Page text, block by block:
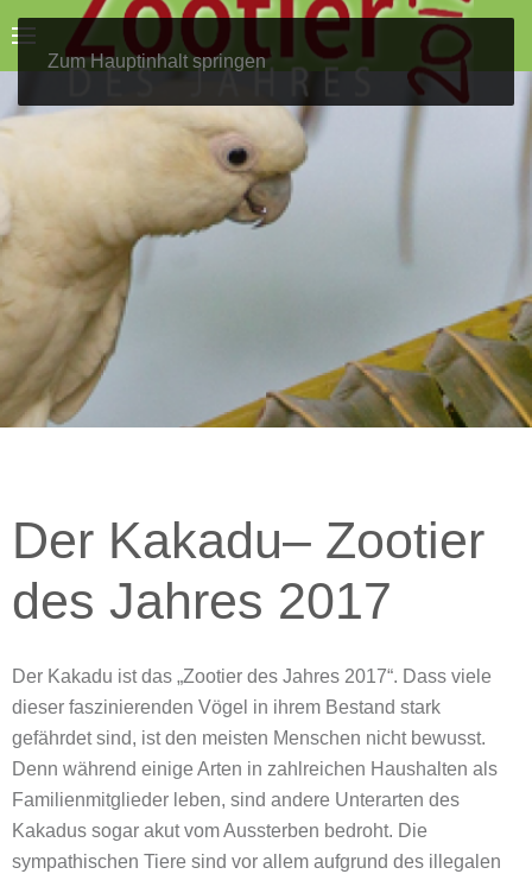
Zum Hauptinhalt springen
Der Kakadu– Zootier
des Jahres 2017
Der Kakadu ist das „Zootier des Jahres 2017“. Dass viele
dieser faszinierenden Vögel in ihrem Bestand stark
gefährdet sind, ist den meisten Menschen nicht bewusst.
Denn während einige Arten in zahlreichen Haushalten als
Familienmitglieder leben, sind andere Unterarten des
Kakadus sogar akut vom Aussterben bedroht. Die
sympathischen Tiere sind vor allem aufgrund des illegalen